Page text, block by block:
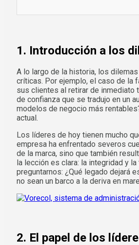
1. Introducción a los
A lo largo de la historia, los
críticas. Por ejemplo, el caso de la
sus clientes al retirar de inmediato
de confianza que se tradujo en un
modelos de negocio más
actual.
Los líderes de hoy tienen mucho
empresa ha enfrentado severos
de la marca, sino que también
la lección es clara: la integridad y
preguntarnos: ¿Qué legado dejará
no sean un barco a la deriva en
2. El papel de los